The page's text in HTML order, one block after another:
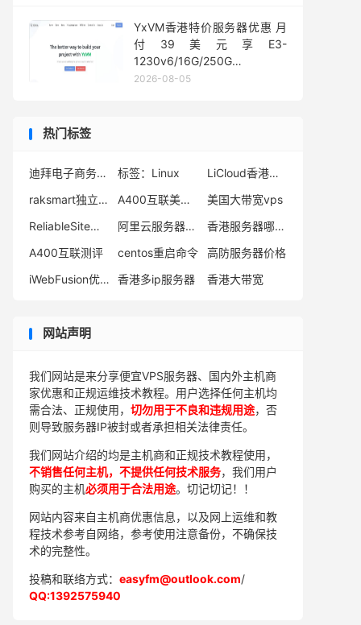
YxVM香港特价服务器优惠 月
付39美元享E3-
1230v6/16G/250G
SSD/10TB流量
2026-08-05
热门标签
迪拜电子商务套餐 标签：Linux
LiCloud香港云服务器
raksmart独立服务器秒杀
A400互联美国vps
美国大带宽vps
ReliableSite测试IP
阿里云服务器最新活动
香港服务器哪个好
A400互联测评
centos重启命令
高防服务器价格
iWebFusion优惠码
香港多ip服务器 香港大带宽
网站声明
我们网站是来分享便宜VPS服务器、国内外主机商
家优惠和正规运维技术教程。用户选择任何主机均
需合法、正规使用， 切勿用于不良和违规用途，否
则导致服务器IP被封或者承担相关法律责任。
我们网站介绍的均是主机商和正规技术教程使用，
不销售任何主机，不提供任何技术服务，我们用户
购买的主机必须用于合法用途。切记切记！！
网站内容来自主机商优惠信息，以及网上运维和教
程技术参考自网络，参考使用注意备份，不确保技
术的完整性。
投稿和联络方式： easyfm@outlook.com/
QQ:1392575940